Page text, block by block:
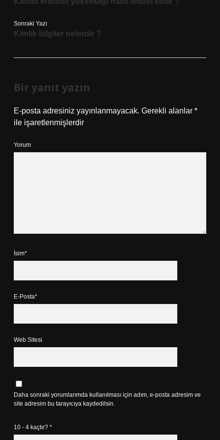
Sonraki Yazı
Kimlik bilgiler nelerdir ?
Bir yanıt yazın
E-posta adresiniz yayınlanmayacak. Gerekli alanlar *
ile işaretlenmişlerdir
Yorum
İsim*
E-Posta*
Web Sitesi
Daha sonraki yorumlarımda kullanılması için adım, e-posta adresim ve
site adresim bu tarayıcıya kaydedilsin.
10 - 4 kaçtır? *